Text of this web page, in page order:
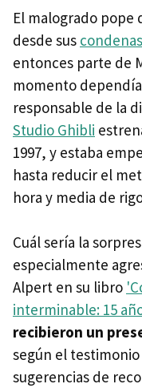
El malogrado pope
desde sus
entonces parte de
momento
responsable de la
Studio Ghibli
1997, y estaba
hasta reducir el
hora y media de
Cuál sería la
especialmente
Alpert en su libro
interminable: 15
recibieron un
según el
sugerencias de